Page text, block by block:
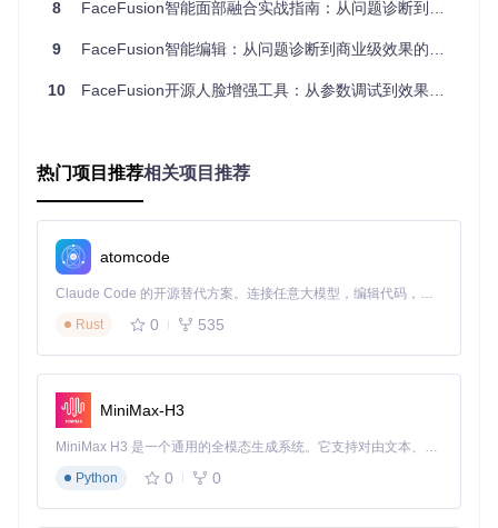
✘ 不要同时启用超过2种掩膜类型，会导致边缘过度模糊
痛点分析
方案解析
技术原理可视化
处理阶段 技术手段
精细优化
边界处理
实操步骤：
在「FACE OCCLUSION MODEL」下拉菜单中选择「xim
8 FaceFusion智能面部融合实战指南：从问题诊断到专业定制的全流程解决方案
9 FaceFusion智能编辑：从问题诊断到商业级效果的全流程实战指南
10 FaceFusion开源人脸增强工具：从参数调试到效果优化的全流程指南
热门项目推荐相关项目推荐
atomcode
Claude Code 的开源替代方案。连接任意大模型，编辑代码，运行命令，自动验证 — 全自动执行。用 Rust 构建，极致性能。 ｜ An open-source alternative to Claude Code. Connect any LLM, edit code, run commands, and verify changes — autonomously. Built in Rust for speed. Get Started
Rust
0 535
MiniMax-H3
MiniMax H3 是一个通用的全模态生成系统。它支持对由文本、图像、视频和音频组成的多模态上下文进行统一理解，并能生成分辨率高达 2K、时长可达 15 秒的带原生立体声音频的视频。得益于面向任务泛化的系统设计，H3 在预训练阶段就已具备广泛的多模态上下文理解与生成能力，能够出色地执行复杂的多模态指令。
Python
0 0